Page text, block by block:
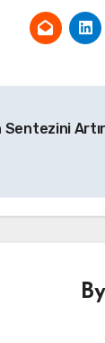
Sentezini
By